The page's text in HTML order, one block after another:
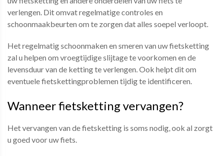
verlengen. Dit omvat regelmatige controles en
schoonmaakbeurten om te zorgen dat alles soepel verloopt.
Het regelmatig schoonmaken en smeren van uw fietsketting
zal u helpen om vroegtijdige slijtage te voorkomen en de
levensduur van de ketting te verlengen. Ook helpt dit om
eventuele fietskettingproblemen tijdig te identificeren.
Wanneer fietsketting vervangen?
Het vervangen van de fietsketting is soms nodig, ook al zorgt
u goed voor uw fiets.